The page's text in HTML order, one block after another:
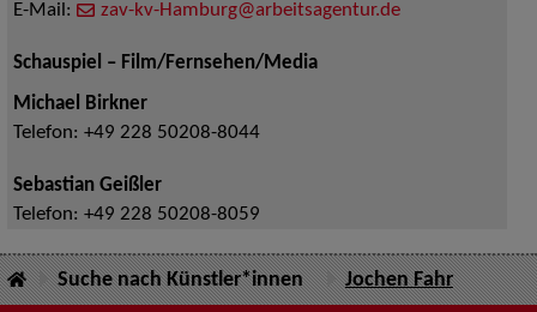
E-Mail:
zav-kv-Hamburg@arbeitsagentur.de
Schauspiel – Film/Fernsehen/Media
Michael Birkner
Telefon: +49 228 50208-8044
Sebastian Geißler
Telefon: +49 228 50208-8059
Suche nach Künstler*innen Jochen Fahr